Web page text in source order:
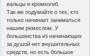
вальцы и кромкогиб.
Так же подумайте о тех, кто
только начинает заниматься
нашим ремеслом. У
большинства из начинающих
за душой нет внушительных
средств, но есть большое